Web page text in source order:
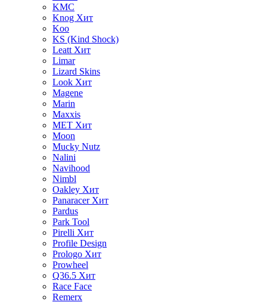
KMC
Knog Хит
Koo
KS (Kind Shock)
Leatt Хит
Limar
Lizard Skins
Look Хит
Magene
Marin
Maxxis
MET Хит
Moon
Mucky Nutz
Nalini
Navihood
Nimbl
Oakley Хит
Panaracer Хит
Pardus
Park Tool
Pirelli Хит
Profile Design
Prologo Хит
Prowheel
Q36.5 Хит
Race Face
Remerx